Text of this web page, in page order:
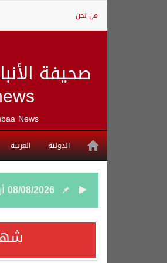
من نحن
صحيفة
News
الدولية العربية
08/08/2026
08/08/2026